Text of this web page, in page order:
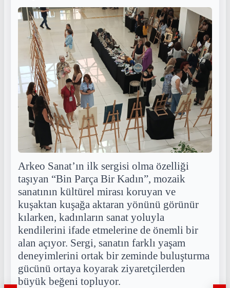
Arkeo Sanat’ın ilk sergisi olma özelliği
taşıyan “Bin Parça Bir Kadın”, mozaik
sanatının kültürel mirası koruyan ve
kuşaktan kuşağa aktaran yönünü görünür
kılarken, kadınların sanat yoluyla
kendilerini ifade etmelerine de önemli bir
alan açıyor. Sergi, sanatın farklı yaşam
deneyimlerini ortak bir zeminde buluşturma
gücünü ortaya koyarak ziyaretçilerden
büyük beğeni topluyor.